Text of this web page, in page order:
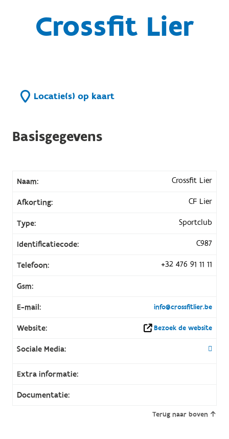
Crossfit Lier
Locatie(s) op kaart
Basisgegevens
Naam: Crossfit Lier
Afkorting: CF Lier
Type: Sportclub
Identificatiecode: C987
Telefoon: +32 476 91 11 11
Gsm:
E-mail: info@crossfitlier.be
Website: Bezoek de website
Sociale Media:
Extra informatie:
Documentatie:
Terug naar boven